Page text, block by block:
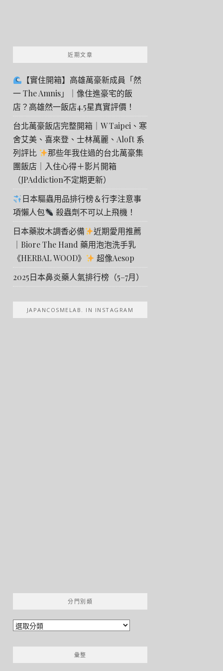
近期文章
【實住開箱】高雄萬豪新成員「然
一 The Amnis」｜像住進豪宅的飯
店？高雄然一飯店4.5星真實評價！
台北萬豪飯店完整開箱｜W Taipei、寒
舍艾美、喜來登、士林萬麗、Aloft 系
列評比
那些年我住過的台北萬豪集
團飯店｜入住心得＋影片開箱
（JPAddiction不定期更新）
日本驅蟲用品排行榜＆行李注意事
項懶人包
殺蟲劑不可以上飛機！
日本藥妝木調香必備
近期愛用推薦
｜Biore The Hand 藥用泡泡洗手乳
《HERBAL WOOD》
超像Aesop
2025日本鼻炎藥人氣排行榜（5–7月）
JAPANCOSMELAB. IN INSTAGRAM
分門別類
分
別
彙整